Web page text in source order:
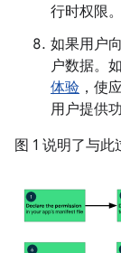
行时权限。
如果用户
户数据。
体验 ，使
用户提供功
图 1 说明了与此